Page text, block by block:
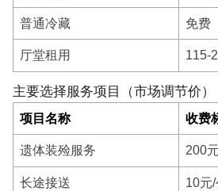
免对象：五保户、城乡低保户、
对象、城市三无人员、查不明身份
对象。
普通冷藏 免费
厅堂租用 115-
主要选择服务项目（市场调节价）
项目名称 收费
遗体装殓服务 200
长途接送 10元/